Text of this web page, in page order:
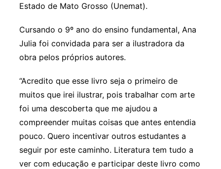
Estado de Mato Grosso (Unemat).
Cursando o 9º ano do ensino fundamental, Ana
Julia foi convidada para ser a ilustradora da
obra pelos próprios autores.
“Acredito que esse livro seja o primeiro de
muitos que irei ilustrar, pois trabalhar com arte
foi uma descoberta que me ajudou a
compreender muitas coisas que antes entendia
pouco. Quero incentivar outros estudantes a
seguir por este caminho. Literatura tem tudo a
ver com educação e participar deste livro como